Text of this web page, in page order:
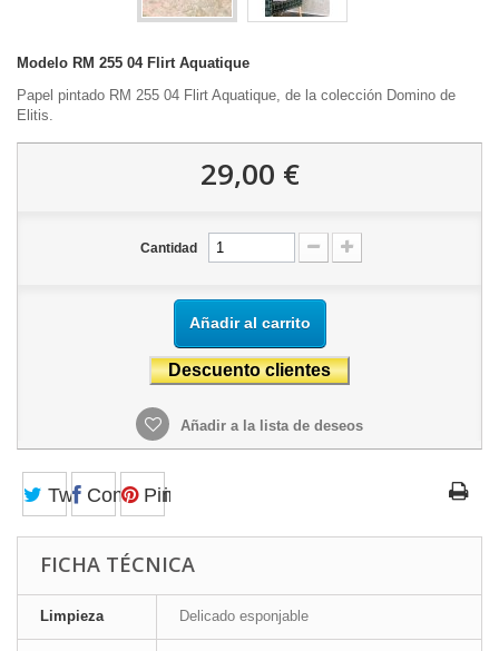
Modelo RM 255 04 Flirt Aquatique
Papel pintado RM 255 04 Flirt Aquatique, de la colección Domino de
Elitis.
29,00 €
Cantidad
Añadir al carrito
Añadir a la lista de deseos
TweetCompartirPinterest
FICHA TÉCNICA
Limpieza Delicado esponjable